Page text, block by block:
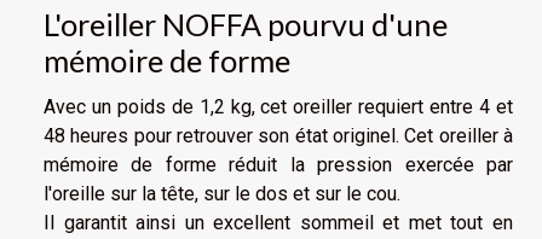
L'oreiller NOFFA pourvu d'une
mémoire de forme
Avec un poids de 1,2 kg, cet oreiller requiert entre 4 et
48 heures pour retrouver son état originel. Cet oreiller à
mémoire de forme réduit la pression exercée par
l'oreille sur la tête, sur le dos et sur le cou.
Il garantit ainsi un excellent sommeil et met tout en